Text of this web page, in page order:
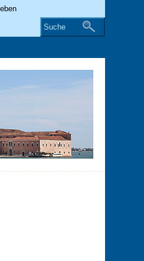
Suche